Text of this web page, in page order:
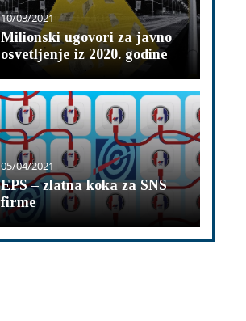
10/03/2021
Milionski ugovori za javno
osvetljenje iz 2020. godine
05/04/2021
EPS – zlatna koka za SNS
firme